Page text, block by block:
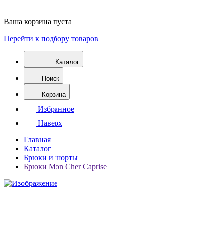
Ваша корзина пуста
Перейти к подбору товаров
Каталог
Поиск
Корзина
Избранное
Наверх
Главная
Каталог
Брюки и шорты
Брюки Mon Cher Caprise